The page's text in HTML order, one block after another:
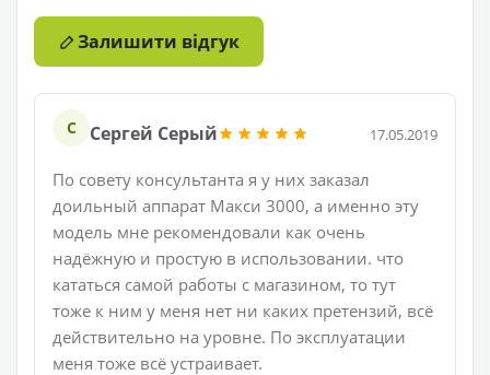
Залишити відгук
С Сергей Серый 17.05.2019
По совету консультанта я у них заказал
доильный аппарат Макси 3000, а именно эту
модель мне рекомендовали как очень
надёжную и простую в использовании. что
кататься самой работы с магазином, то тут
тоже к ним у меня нет ни каких претензий, всё
действительно на уровне. По эксплуатации
меня тоже всё устраивает.